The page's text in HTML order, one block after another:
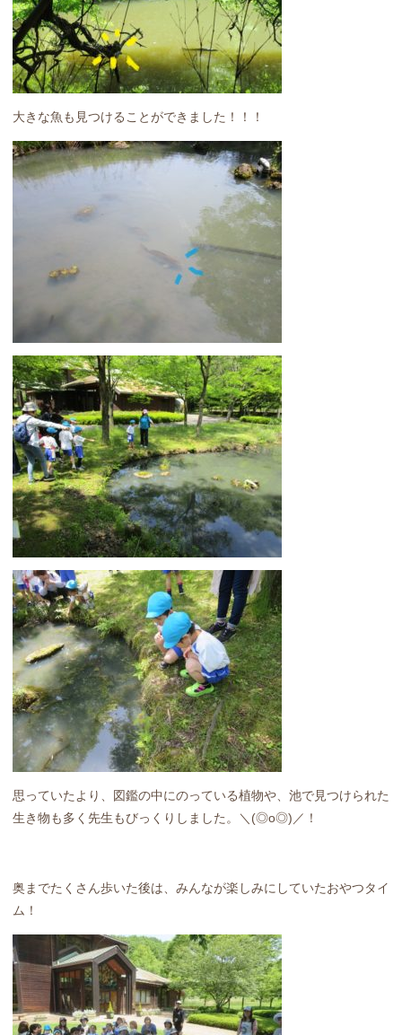
大きな魚も見つけることができました！！！
思っていたより、図鑑の中にのっている植物や、池で見つけられた
生き物も多く先生もびっくりしました。＼(◎o◎)／！
奥までたくさん歩いた後は、みんなが楽しみにしていたおやつタイ
ム！